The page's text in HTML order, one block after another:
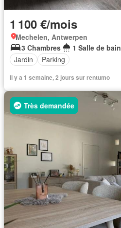
1 100 €/mois
Mechelen, Antwerpen
3 Chambres
1 Salle de bain
Jardin
Parking
Il y a 1 semaine, 2 jours sur rentumo
Très demandée